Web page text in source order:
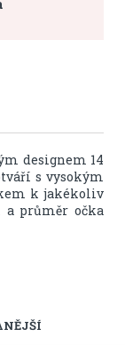
designem 14
s vysokým
k jakékoliv
a průměr očka